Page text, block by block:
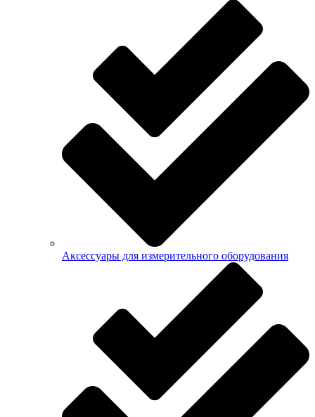
Аксессуары для измерительного оборудования